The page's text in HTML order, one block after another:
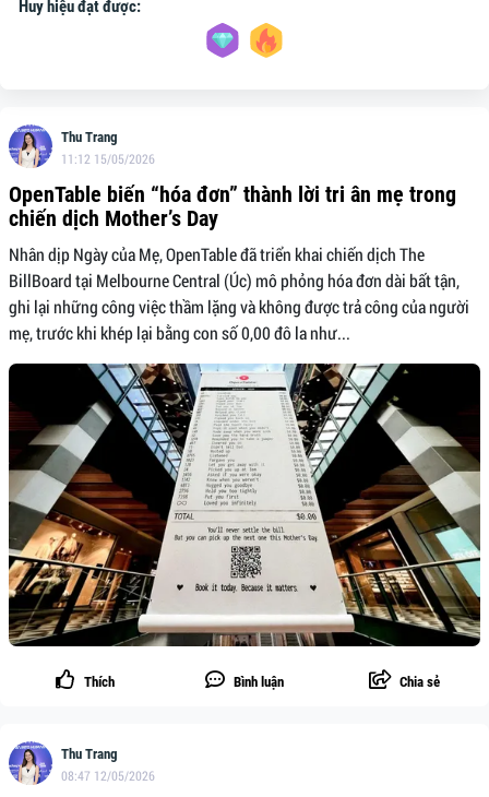
Thu Trang
11:12 15/05/2026
OpenTable biến “hóa đơn” thành lời tri ân mẹ trong
chiến dịch Mother’s Day
Nhân dịp Ngày của Mẹ, OpenTable đã triển khai chiến dịch The
BillBoard tại Melbourne Central (Úc) mô phỏng hóa đơn dài bất tận,
ghi lại những công việc thầm lặng và không được trả công của người
mẹ, trước khi khép lại bằng con số 0,00 đô la như...
Thích Bình luận Chia sẻ
Thu Trang
08:47 12/05/2026
Huy hiệu đạt được: